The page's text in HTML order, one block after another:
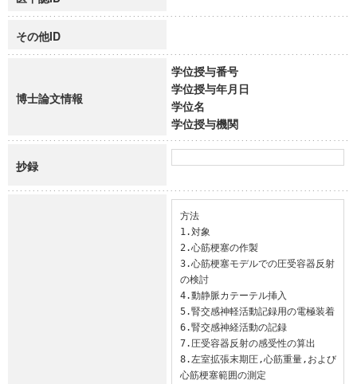
その他ID
博士論文情報
学位授与番号
学位授与年月日
学位名
学位授与機関
抄録
方法
1.対象
2.心筋梗塞の作製
3.心筋梗塞モデルでの圧受容器反射
の検討
4.動静脈カテーテル挿入
5.腎交感神軽活動記録用の電極装着
6.腎交感神経活動の記録
7.圧受容器反射の感受性の算出
8.左室拡張末期圧,心筋重量,および
心筋梗塞範囲の測定